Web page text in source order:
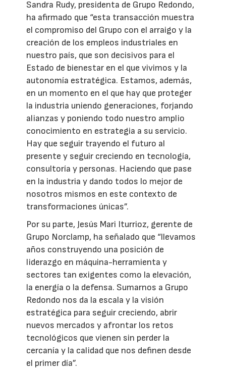
Sandra Rudy, presidenta de Grupo Redondo,
ha afirmado que “esta transacción muestra
el compromiso del Grupo con el arraigo y la
creación de los empleos industriales en
nuestro país, que son decisivos para el
Estado de bienestar en el que vivimos y la
autonomía estratégica. Estamos, además,
en un momento en el que hay que proteger
la industria uniendo generaciones, forjando
alianzas y poniendo todo nuestro amplio
conocimiento en estrategia a su servicio.
Hay que seguir trayendo el futuro al
presente y seguir creciendo en tecnología,
consultoría y personas. Haciendo que pase
en la industria y dando todos lo mejor de
nosotros mismos en este contexto de
transformaciones únicas”.
Por su parte, Jesús Mari Iturrioz, gerente de
Grupo Norclamp, ha señalado que “llevamos
años construyendo una posición de
liderazgo en máquina-herramienta y
sectores tan exigentes como la elevación,
la energía o la defensa. Sumarnos a Grupo
Redondo nos da la escala y la visión
estratégica para seguir creciendo, abrir
nuevos mercados y afrontar los retos
tecnológicos que vienen sin perder la
cercanía y la calidad que nos definen desde
el primer día”.